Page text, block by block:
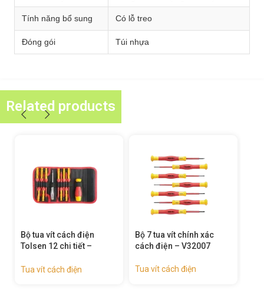
Tính năng bổ sung Có lỗ treo
Đóng gói Túi nhựa
Related products
tua vít cách điện
12 chi tiết –
vít cách điện
Bộ 7 tua vít chính xác
cách điện – V32007
Tua vít cách điện